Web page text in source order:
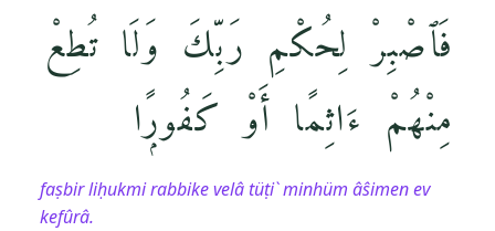
فَٱصْبِرْ لِحُكْمِ رَبِّكَ وَلَا تُطِعْ
مِنْهُمْ ءَاثِمًا أَوْ كَفُورًۭا
faṣbir liḥukmi rabbike velâ tüṭi` minhüm âŝimen ev
kefûrâ.